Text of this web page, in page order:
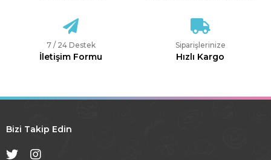
7 / 24 Destek
İletişim Formu
Siparişlerinize
Hızlı Kargo
Bizi Takip Edin